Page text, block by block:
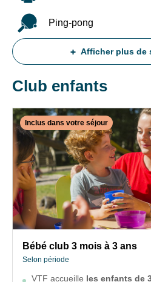
itinérance"
avec
Singleyrac
50%
remise
le
supplément
single
en
été
Promo
familles
nombreuses,
3
enfants
et
20%
Ping-pong
Afficher plus de
Club enfants
Inclus dans votre séjour
Bébé club 3 mois à 3 ans
Selon période
VTF accueille les enfants de
INCLUS
DANS
VOTRE
SÉJOUR
Bébé
club
3
mois
de
notre